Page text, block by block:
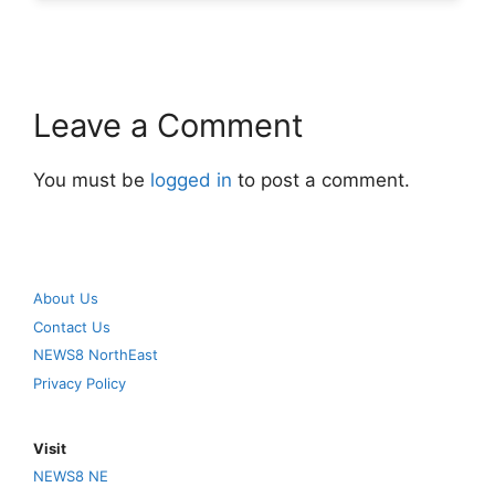
Leave a Comment
You must be logged in to post a comment.
About Us
Contact Us
NEWS8 NorthEast
Privacy Policy
Visit
NEWS8 NE